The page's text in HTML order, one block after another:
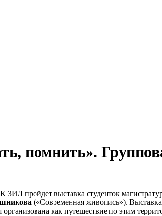
помнить».
ЗИЛ пройдет выставка студенток
(«Современная живопись»).
как путешествие по этим